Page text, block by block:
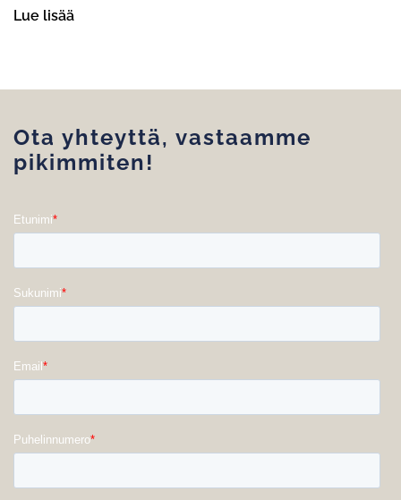
Lue lisää
Ota yhteyttä, vastaamme
pikimmiten!